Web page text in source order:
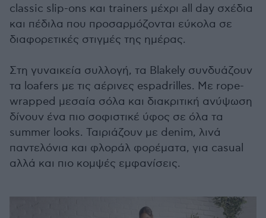
classic slip-ons και trainers μέχρι all day σχέδια
και πέδιλα που προσαρμόζονται εύκολα σε
διαφορετικές στιγμές της ημέρας.
Στη γυναικεία συλλογή, τα Blakely συνδυάζουν
τα loafers με τις αέρινες espadrilles. Με rope-
wrapped μεσαία σόλα και διακριτική ανύψωση
δίνουν ένα πιο σοφιστικέ ύφος σε όλα τα
summer looks. Ταιριάζουν με denim, λινά
παντελόνια και φλοράλ φορέματα, για casual
αλλά και πιο κομψές εμφανίσεις.